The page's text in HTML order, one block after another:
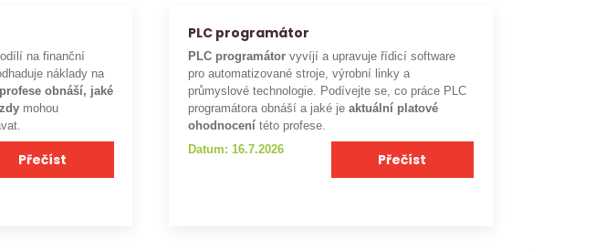
na finanční
náklady na
obnáší, jaké
mohou
Přečíst
PLC programátor
PLC programátor vyvíjí a upravuje řídicí software
pro automatizované stroje, výrobní linky a
průmyslové technologie. Podívejte se, co práce PLC
programátora obnáší a jaké je aktuální platové
ohodnocení této profese.
Datum: 16.7.2026
Přečíst